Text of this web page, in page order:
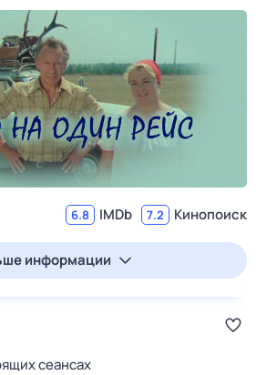
6.8 IMDb 7.2 Кинопоиск
информации
сеансах